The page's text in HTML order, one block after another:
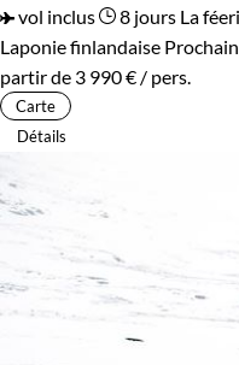
vol inclus
8 jours La
Laponie finlandaise
partir de 3 990 € / pers.
Carte
Détails